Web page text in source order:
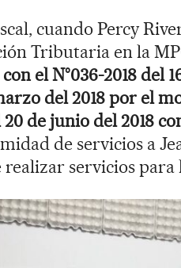
cuando Percy
Tributaria en la
el N°036-2018 del
del 2018 por el
20 de junio del 2018
de servicios a
realizar servicios